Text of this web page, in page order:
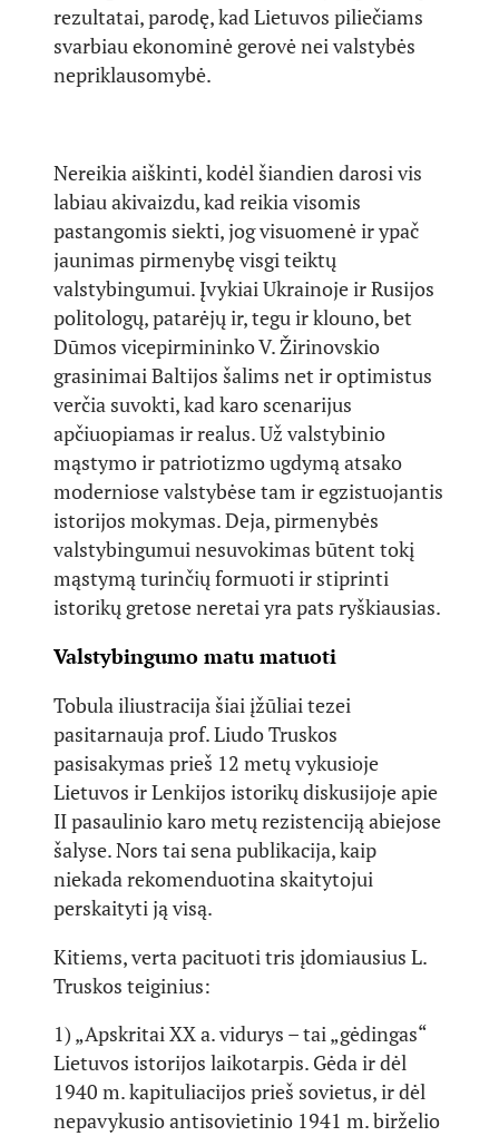
rezultatai, parodę, kad Lietuvos piliečiams
svarbiau ekonominė gerovė nei valstybės
nepriklausomybė.
Nereikia aiškinti, kodėl šiandien darosi vis
labiau akivaizdu, kad reikia visomis
pastangomis siekti, jog visuomenė ir ypač
jaunimas pirmenybę visgi teiktų
valstybingumui. Įvykiai Ukrainoje ir Rusijos
politologų, patarėjų ir, tegu ir klouno, bet
Dūmos vicepirmininko V. Žirinovskio
grasinimai Baltijos šalims net ir optimistus
verčia suvokti, kad karo scenarijus
apčiuopiamas ir realus. Už valstybinio
mąstymo ir patriotizmo ugdymą atsako
moderniose valstybėse tam ir egzistuojantis
istorijos mokymas. Deja, pirmenybės
valstybingumui nesuvokimas būtent tokį
mąstymą turinčių formuoti ir stiprinti
istorikų gretose neretai yra pats ryškiausias.
Valstybingumo matu matuoti
Tobula iliustracija šiai įžūliai tezei
pasitarnauja prof. Liudo Truskos
pasisakymas prieš 12 metų vykusioje
Lietuvos ir Lenkijos istorikų diskusijoje apie
II pasaulinio karo metų rezistenciją abiejose
šalyse. Nors tai sena publikacija, kaip
niekada rekomenduotina skaitytojui
perskaityti ją visą.
Kitiems, verta pacituoti tris įdomiausius L.
Truskos teiginius:
1) „Apskritai XX a. vidurys – tai „gėdingas“
Lietuvos istorijos laikotarpis. Gėda ir dėl
1940 m. kapituliacijos prieš sovietus, ir dėl
nepavykusio antisovietinio 1941 m. birželio